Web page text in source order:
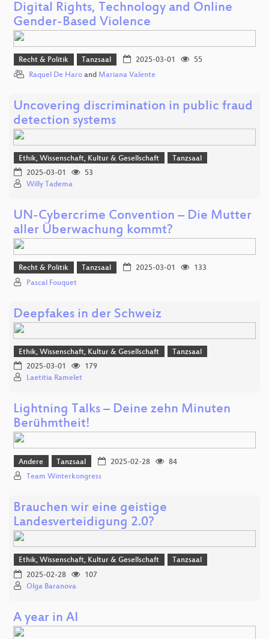
Digital Rights, Technology and Online
Gender-Based Violence
Recht & Politik Tanzsaal 2025-03-01
55
Raquel De Haro and Mariana Valente
Uncovering discrimination in public fraud
detection systems
Ethik, Wissenschaft, Kultur & Gesellschaft
Tanzsaal
2025-03-01
53
Willy Tadema
UN-Cybercrime Convention – Die Mutter
aller Überwachung kommt?
Recht & Politik Tanzsaal 2025-03-01
133
Pascal Fouquet
Deepfakes in der Schweiz
Ethik, Wissenschaft, Kultur & Gesellschaft
Tanzsaal
2025-03-01
179
Laetitia Ramelet
Lightning Talks – Deine zehn Minuten
Berühmtheit!
Andere Tanzsaal 2025-02-28
84
Team Winterkongress
Brauchen wir eine geistige
Landesverteidigung 2.0?
Ethik, Wissenschaft, Kultur & Gesellschaft
Tanzsaal
2025-02-28
107
Olga Baranova
A year in AI